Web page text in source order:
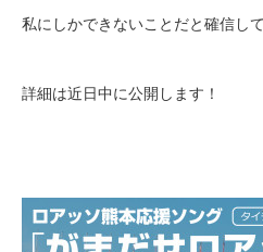
私にしかできないことだと確信して
詳細は近日中に公開します！